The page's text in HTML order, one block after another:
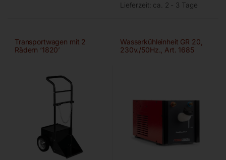
Lieferzeit: ca. 2 - 3 Tage
Transportwagen mit 2
Rädern ‘1820’
Wasserkühleinheit GR 20,
230v./50Hz., Art. 1685